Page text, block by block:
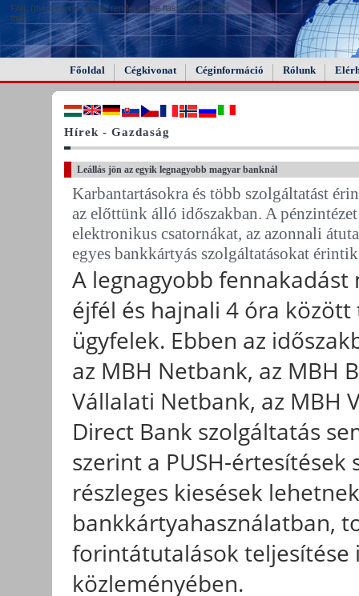
FAIL (the browser should render some flash content, not
this).
Főoldal Cégkivonat Céginformáció Rólunk
Hírek - Gazdaság
Leállás jön az egyik legnagyobb magyar banknál
Karbantartásokra és több szolgáltatást
az előttünk álló időszakban. A
elektronikus csatornákat, az azonnali
egyes bankkártyás szolgáltatásokat
A legnagyobb fennakadást
éjfél és hajnali 4 óra
ügyfelek. Ebben az
az MBH Netbank, az MBH
Vállalati Netbank, az MBH
Direct Bank szolgáltatás
szerint a PUSH-
részleges kiesések
bankkártyahasználatban,
forintátutalások teljesítése
közleményében.